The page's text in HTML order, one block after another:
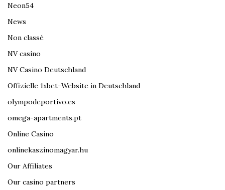
Neon54
News
Non classé
NV casino
NV Casino Deutschland
Offizielle 1xbet-Website in Deutschland
olympodeportivo.es
omega-apartments.pt
Online Casino
onlinekaszinomagyar.hu
Our Affiliates
Our casino partners